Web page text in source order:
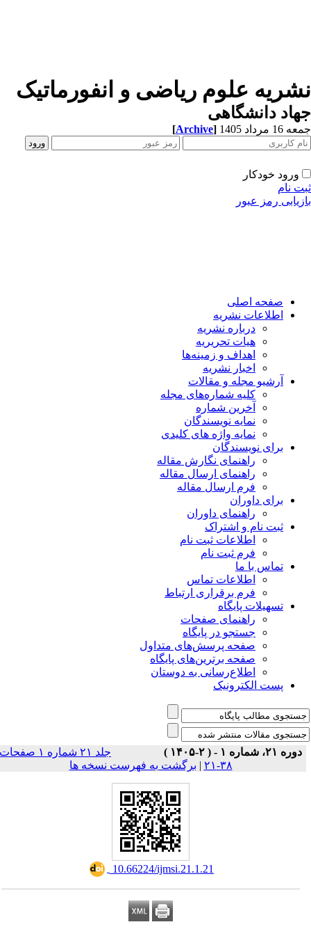
علوم ریاضی و انفورماتیک
دانشگاهی
مرداد 1405 [Archive]
ورود خودکار
نام
رمز عبور
صفحه اصلی
اطلاعات نشریه
درباره نشریه
هیات تحریریه
اهداف و زمینه‌ها
اخبار نشریه
آرشیو مجله و مقالات
کلیه شماره‌های مجله
آخرین شماره
نمایه نویسندگان
نمایه واژه های کلیدی
برای نویسندگان
راهنمای نگارش مقاله
راهنمای ارسال مقاله
فرم ارسال مقاله
برای داوران
راهنمای داوران
ثبت نام و اشتراک
اطلاعات ثبت نام
فرم ثبت نام
تماس با ما
اطلاعات تماس
فرم برقراری ارتباط
تسهیلات پایگاه
راهنمای صفحات
جستجو در پایگاه
صفحه پرسش‌های متداول
صفحه برترین‌های پایگاه
اطلاع‌رسانی به دوستان
پست الکترونیک
دوره ۲۱، شماره ۱ - ( ۲-۱۴۰۵ )
جلد ۲۱ شماره ۱ صفحات
۳۸-۲۱
|برگشت به فهرست نسخه ها
‎ 10.66224/ijmsi.21.1.21